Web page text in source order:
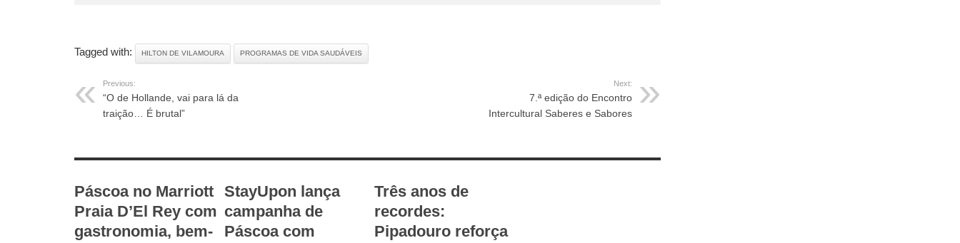
Tagged with: HILTON DE VILAMOURA PROGRAMAS DE VIDA SAUDÁVEIS
Previous:
“O de Hollande, vai para lá da
traição… É brutal”
Next:
7.ª edição do Encontro
Intercultural Saberes e Sabores
Páscoa no Marriott
Praia D’El Rey com
gastronomia, bem-
StayUpon lança
campanha de
Páscoa com
Três anos de
recordes:
Pipadouro reforça